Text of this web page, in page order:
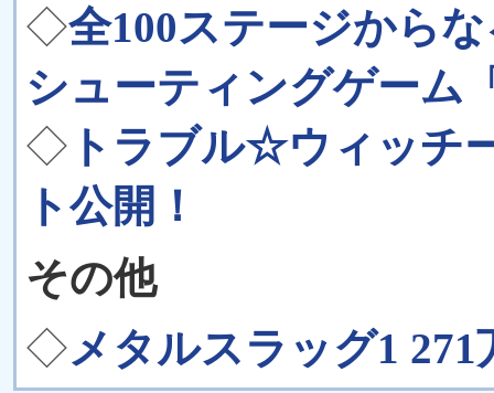
◇全100ステージから
シューティングゲーム
◇ トラブル☆ウィッ
ト公開！
その他
◇メタルスラッグ1 271